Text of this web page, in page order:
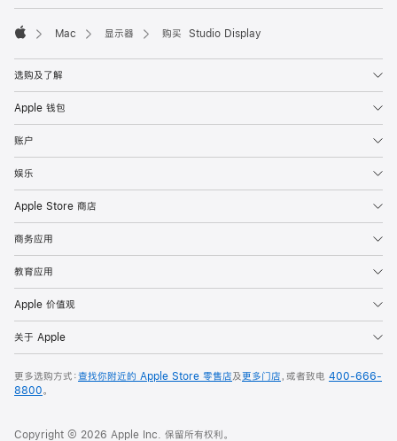
Mac 显示器 购买 Studio Display
选购及了解
Apple 钱包
账户
娱乐
Apple Store 商店
商务应用
教育应用
Apple 价值观
关于 Apple
更多选购方式：查找你附近的 Apple Store 零售店及更多门店，或者致电 400-666-
8800。
Copyright © 2026 Apple Inc. 保留所有权利。